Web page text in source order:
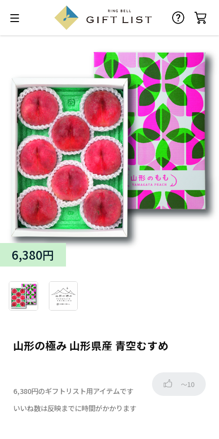
山形の極み 山形県産 青空むすめ
6,380円
6,380円のギフトリスト用アイテムです
～10
いいね数は反映までに時間がかかります